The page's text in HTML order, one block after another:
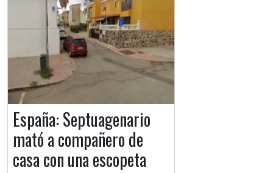
España: Septuagenario
mató a compañero de
casa con una escopeta